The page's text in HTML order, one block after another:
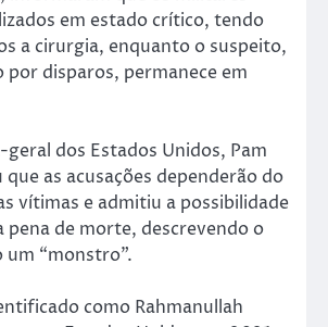
em estado crítico, tendo
a cirurgia, enquanto o suspeito,
disparos, permanece em
dos Estados Unidos, Pam
as acusações dependerão do
vítimas e admitiu a possibilidade
pena de morte, descrevendo o
um “monstro”.
como Rahmanullah